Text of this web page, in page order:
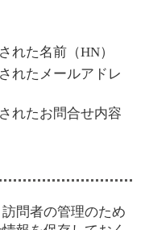
れた名前（HN）
れたメールアドレ
れたお問合せ内容
問者の管理のため